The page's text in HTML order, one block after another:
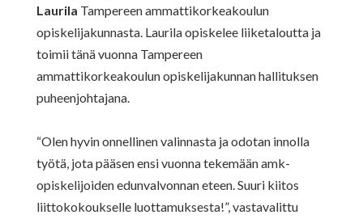
Laurila Tampereen ammattikorkeakoulun
opiskelijakunnasta. Laurila opiskelee liiketaloutta ja
toimii tänä vuonna Tampereen
ammattikorkeakoulun opiskelijakunnan hallituksen
puheenjohtajana.
“Olen hyvin onnellinen valinnasta ja odotan innolla
työtä, jota pääsen ensi vuonna tekemään amk-
opiskelijoiden edunvalvonnan eteen. Suuri kiitos
liittokokoukselle luottamuksesta!”, vastavalittu